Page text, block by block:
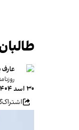
۳۰ اسد ۱۴۰۴، ۲۳:۳۸ (‎+۱ گرینویچ)